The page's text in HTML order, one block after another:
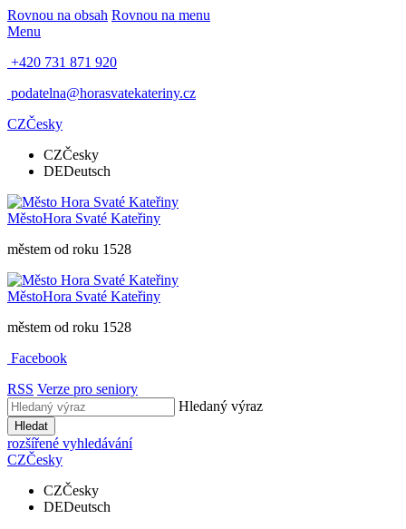
Rovnou na obsah Rovnou na menu
Menu
+420 731 871 920
podatelna@horasvatekateriny.cz
CZČesky
CZČesky
DEDeutsch
MěstoHora Svaté Kateřiny
městem od roku 1528
MěstoHora Svaté Kateřiny
městem od roku 1528
Facebook
RSS Verze pro seniory
Hledaný výraz
Hledat
rozšířené vyhledávání
CZČesky
CZČesky
DEDeutsch